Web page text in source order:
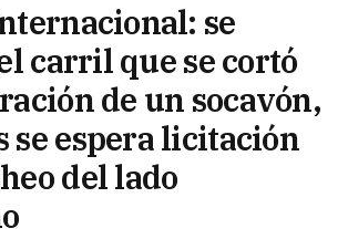
se
carril que se cortó
de un socavón,
se espera licitación
del lado